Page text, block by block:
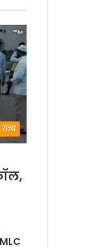
राज्य